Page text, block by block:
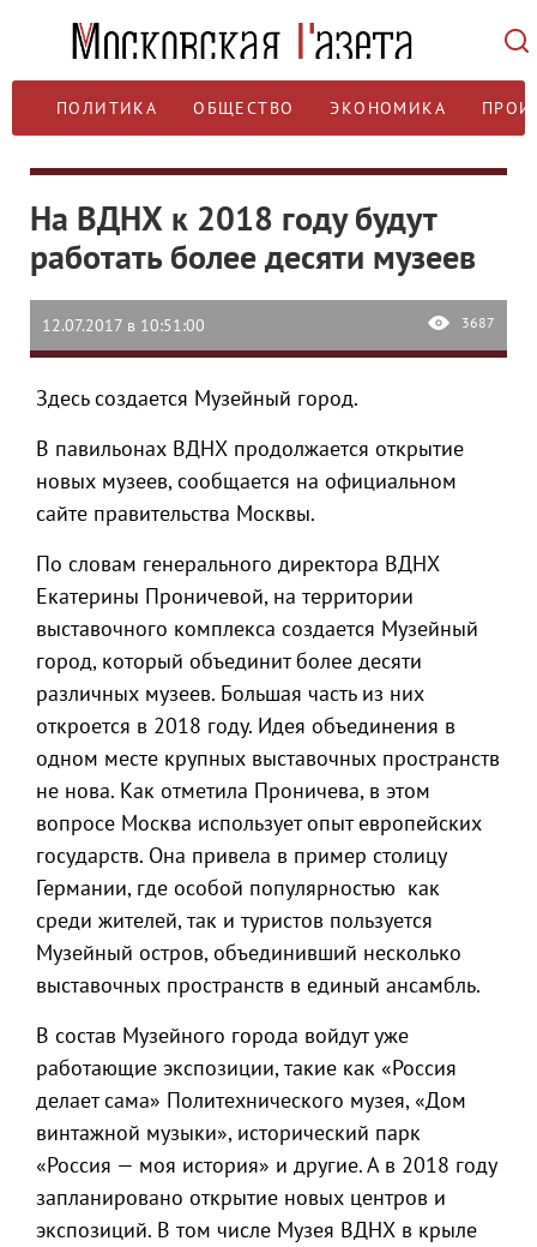
ПОЛИТИКА ОБЩЕСТВО ЭКОНОМИКА
На ВДНХ к 2018 году будут
работать более десяти музеев
12.07.2017 в 10:51:00 3687
Здесь создается Музейный город.
В павильонах ВДНХ продолжается открытие
новых музеев, сообщается на официальном
сайте правительства Москвы.
По словам генерального директора ВДНХ
Екатерины Проничевой, на территории
выставочного комплекса создается Музейный
город, который объединит более десяти
различных музеев. Большая часть из них
откроется в 2018 году. Идея объединения в
одном месте крупных выставочных пространств
не нова. Как отметила Проничева, в этом
вопросе Москва использует опыт европейских
государств. Она привела в пример столицу
Германии, где особой популярностью как
среди жителей, так и туристов пользуется
Музейный остров, объединивший несколько
выставочных пространств в единый ансамбль.
В состав Музейного города войдут уже
работающие экспозиции, такие как «Россия
делает сама» Политехнического музея, «Дом
винтажной музыки», исторический парк
«Россия — моя история» и другие. А в 2018 году
запланировано открытие новых центров и
экспозиций. В том числе Музея ВДНХ в крыле